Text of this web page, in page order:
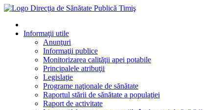
Informaţii utile
Anunţuri
Informaţii publice
Monitorizarea calităţii apei potabile
Principalele atribuţii
Legislaţie
Programe naţionale de sănătate
Raportul stării de sănătate a populaţiei
Raport de activitate